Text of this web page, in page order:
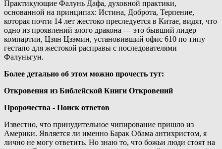
Практикующие Фалунь Дафа, духовной практики,
основанной на принципах: Истина, Доброта, Терпение,
которая почти 14 лет жестоко преследуется в Китае, видят, что
одно из проявлений злого дракона — это бывший лидер
компартии, Цзян Цзэмин, установивший офис 610 по типу
гестапо для жестокой расправы с последователями
Фалуньгун.
Более детально об этом можно прочесть тут:
Откровения из Библейской Книги Откровений
Пророчества - Поиск ответов
Известно, что принудительное чипирование пришло из
Америки. Является ли именно Барак Обама антихристом, я
лично не могу ответить. Но знаю то, что божьи люди стоят на